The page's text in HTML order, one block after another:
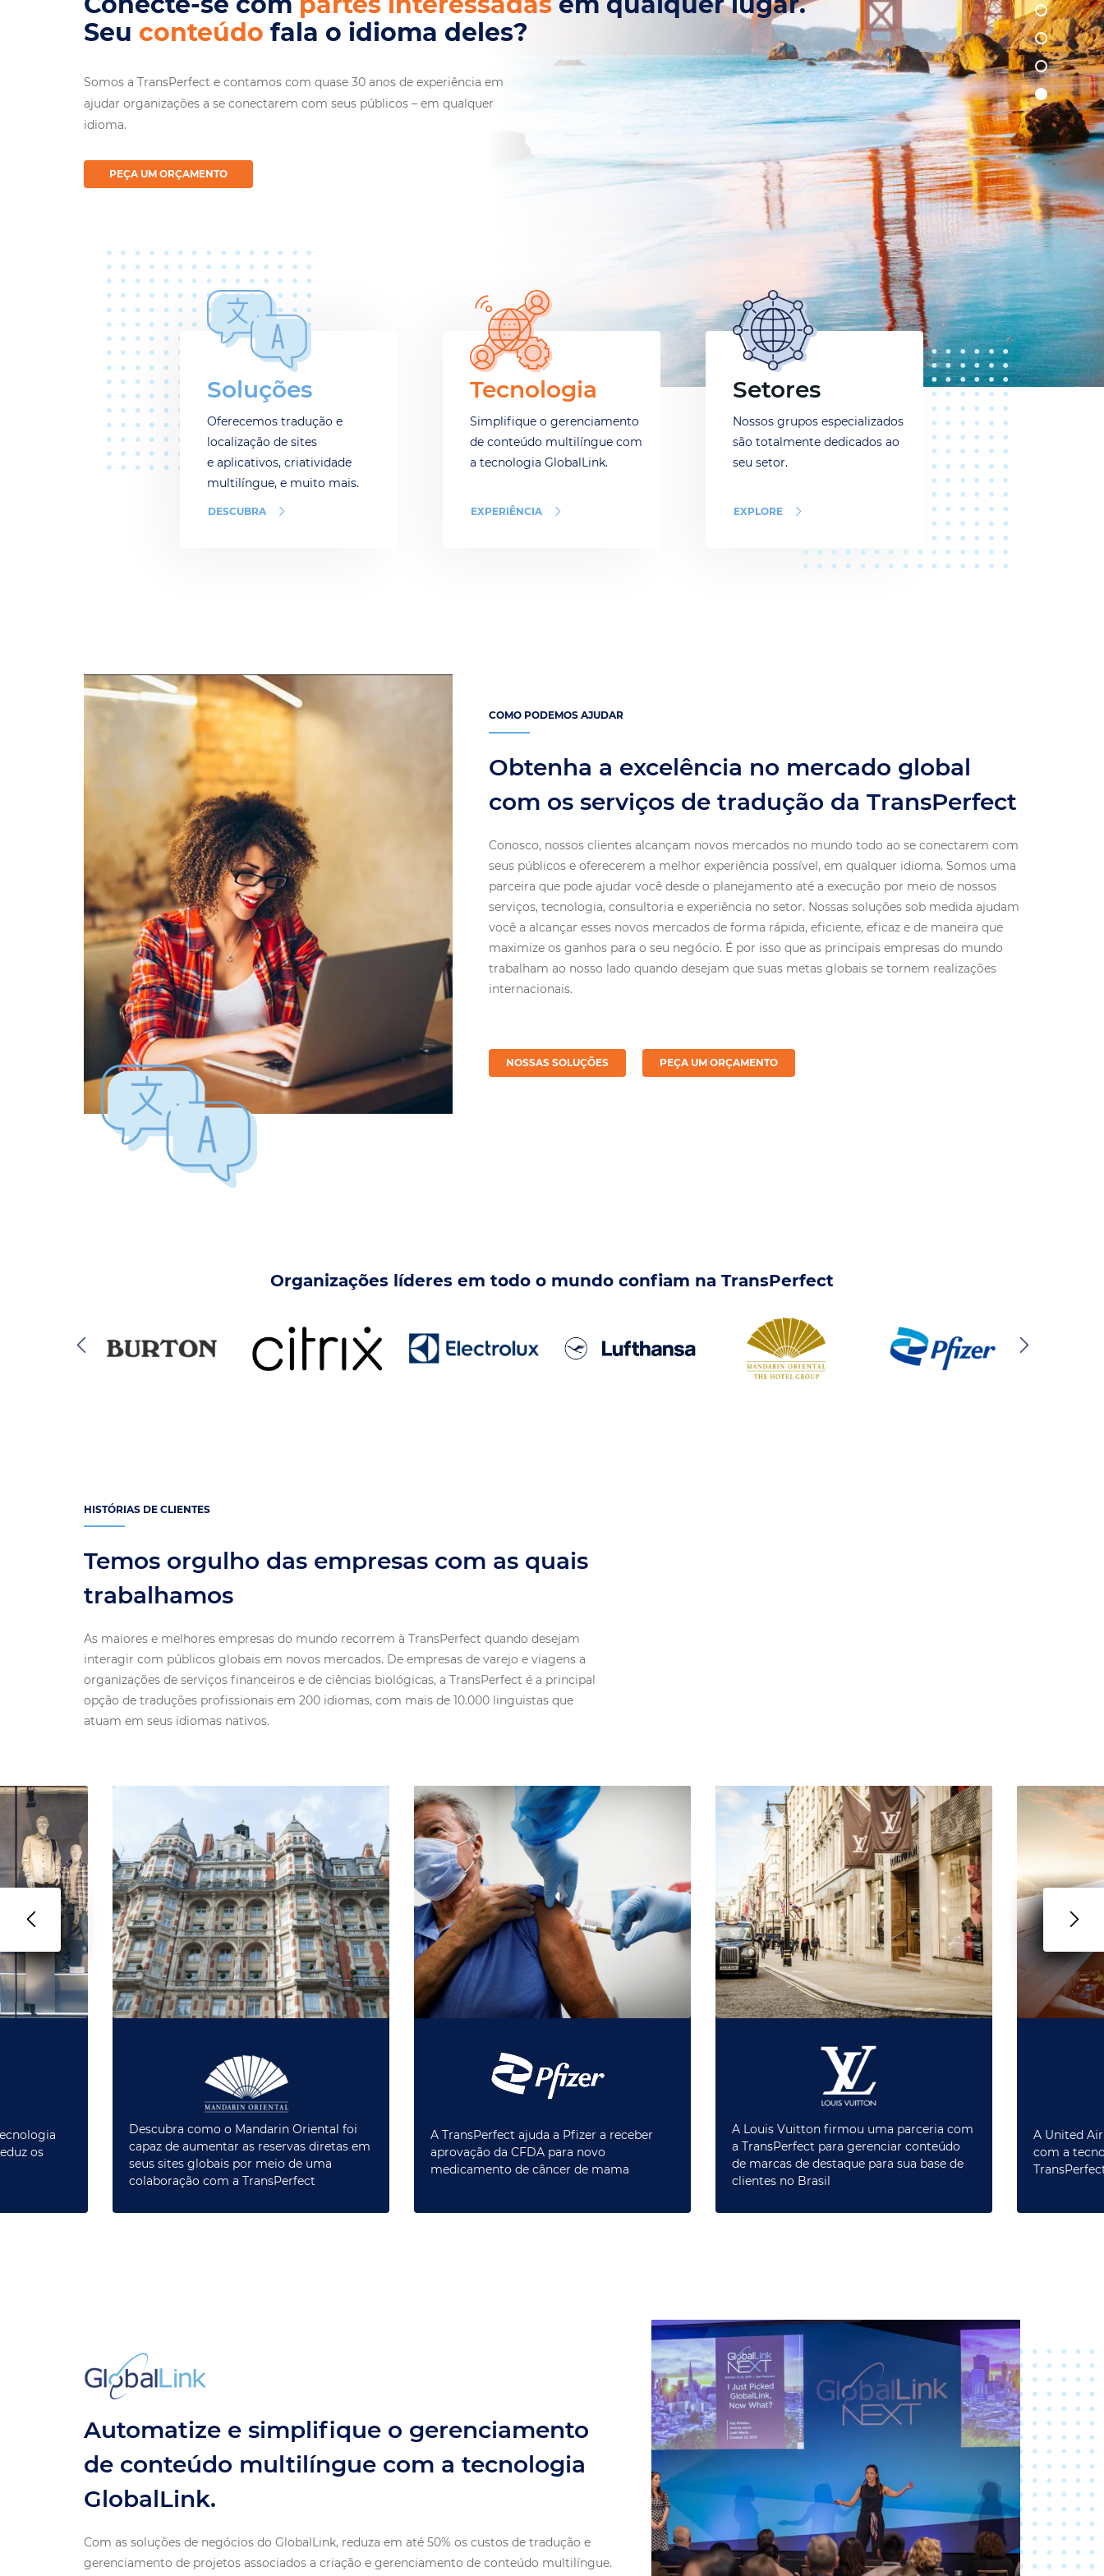
Seu fala o idioma deles?
Somos a TransPerfect e contamos com quase 30 anos de experiência em
ajudar organizações a se conectarem com seus públicos – em qualquer
idioma.
PEÇA UM ORÇAMENTO
Soluções
Oferecemos tradução e
localização de sites
e aplicativos, criatividade
multilíngue, e muito mais.
DESCUBRA
Tecnologia
Simplifique o gerenciamento
de conteúdo multilíngue com
a tecnologia GlobalLink.
EXPERIÊNCIA
Setores
Nossos grupos especializados
são totalmente dedicados ao
seu setor.
EXPLORE
COMO PODEMOS AJUDAR
Obtenha a excelência no mercado global
com os serviços de tradução da TransPerfect
Conosco, nossos clientes alcançam novos mercados no mundo todo ao se conectarem com
seus públicos e oferecerem a melhor experiência possível, em qualquer idioma. Somos uma
parceira que pode ajudar você desde o planejamento até a execução por meio de nossos
serviços, tecnologia, consultoria e experiência no setor. Nossas soluções sob medida ajudam
você a alcançar esses novos mercados de forma rápida, eficiente, eficaz e de maneira que
maximize os ganhos para o seu negócio. É por isso que as principais empresas do mundo
trabalham ao nosso lado quando desejam que suas metas globais se tornem realizações
internacionais.
NOSSAS SOLUÇÕES PEÇA UM ORÇAMENTO
Organizações líderes em todo o mundo confiam na TransPerfect
HISTÓRIAS DE CLIENTES
Temos orgulho das empresas com as quais
trabalhamos
As maiores e melhores empresas do mundo recorrem à TransPerfect quando desejam
interagir com públicos globais em novos mercados. De empresas de varejo e viagens a
organizações de serviços financeiros e de ciências biológicas, a TransPerfect é a principal
opção de traduções profissionais em 200 idiomas, com mais de 10.000 linguistas que
atuam em seus idiomas nativos.
os
Descubra como o Mandarin Oriental foi
capaz de aumentar as reservas diretas em
seus sites globais por meio de uma
colaboração com a TransPerfect
A TransPerfect ajuda a Pfizer a receber
aprovação da CFDA para novo
medicamento de câncer de mama
A Louis Vuitton firmou uma parceria com
a TransPerfect para gerenciar conteúdo
de marcas de destaque para sua base de
clientes no Brasil
A United
com a
Automatize e simplifique o gerenciamento
de conteúdo multilíngue com a tecnologia
GlobalLink.
Com as soluções de negócios do GlobalLink, reduza em até 50% os custos de tradução e
gerenciamento de projetos associados a criação e gerenciamento de conteúdo multilíngue.